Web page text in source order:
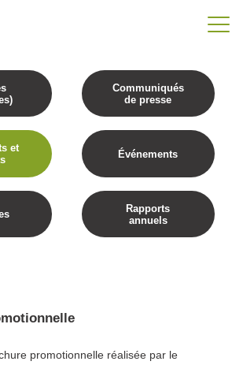
Communiqués
de presse
et
Événements
Rapports
annuels
promotionnelle réalisée par le